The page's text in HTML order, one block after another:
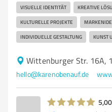
VISUELLE IDENTITÄT KREATIVE
KULTURELLE PROJEKTE
INDIVIDUELLE GESTALTUNG KUNST
Wittenburger Str. 16A,
hello@karenobenauf.de